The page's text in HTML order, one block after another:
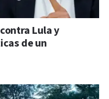
Lula y
de un